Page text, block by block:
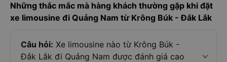
Những thắc mắc mà hàng khách thường gặp khi đặt
xe limousine đi Quảng Nam từ Krông Búk - Đắk Lắk
Câu hỏi: Xe limousine nào từ Krông Búk -
Đắk Lắk đi Quảng Nam được đánh giá cao